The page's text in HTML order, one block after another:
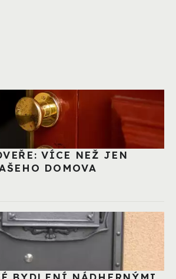
VÍCE NEŽ JEN
DOMOVA